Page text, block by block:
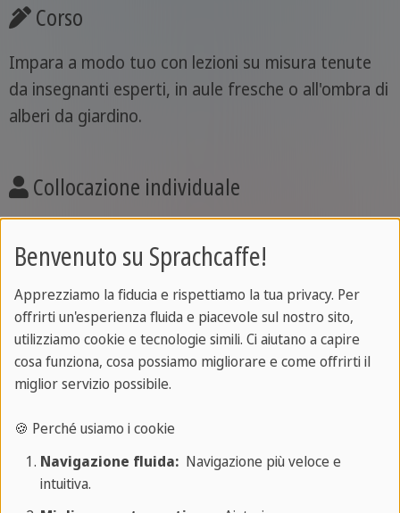
Corso
Impara a modo tuo con lezioni su misura tenute
da insegnanti esperti, in aule fresche o all'ombra di
alberi da giardino.
Collocazione individuale
corso più adatto a te, personalizzato, affidabile ed
efficace fin dal primo giorno.
Certificato
oppure approfondisci i tuoi progressi con la
preparazione all'esame opzionale.
Benvenuto su Sprachcaffe!
Apprezziamo la fiducia e rispettiamo la tua privacy. Per
offrirti un'esperienza fluida e piacevole sul nostro sito,
utilizziamo cookie e tecnologie simili. Ci aiutano a capire
cosa funziona, cosa possiamo migliorare e come offrirti il
miglior servizio possibile.
🍪 Perché usiamo i cookie
Navigazione fluida:Navigazione più veloce e
intuitiva.